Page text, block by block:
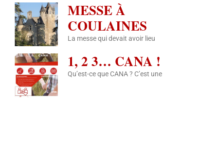
MESSE À
COULAINES
La messe qui devait avoir lieu
1, 2 3… CANA !
Qu’est-ce que CANA ? C’est une